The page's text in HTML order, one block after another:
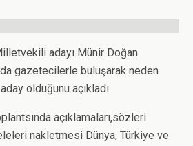
adayı Münir Doğan
gazetecilerle buluşarak neden
olduğunu açıkladı.
açıklamaları,sözleri
nakletmesi Dünya, Türkiye ve